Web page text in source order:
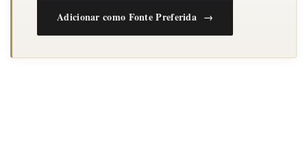
Adicionar como Fonte Preferida →